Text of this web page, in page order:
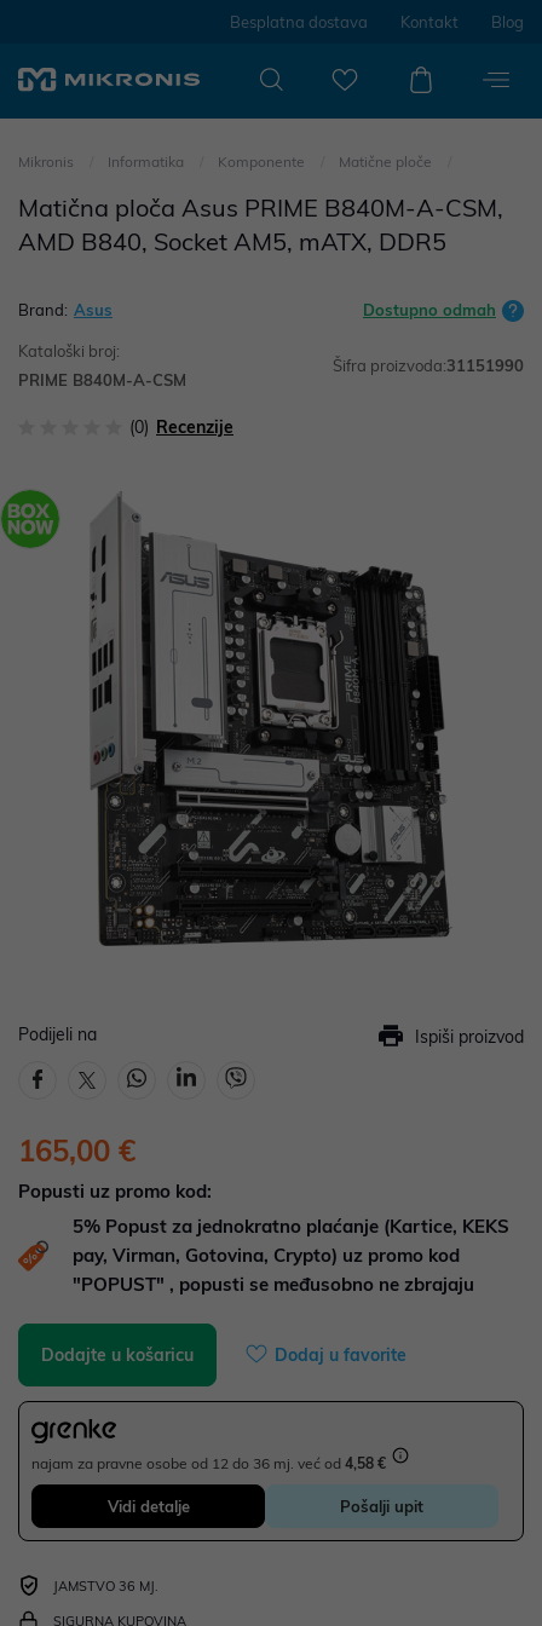
Besplatna dostava Kontakt Blog
Mikronis Informatika Komponente Matične ploče
Matična ploča Asus PRIME B840M-A-CSM,
AMD B840, Socket AM5, mATX, DDR5
Brand: Asus Dostupno odmah
Kataloški broj:
PRIME B840M-A-CSM
Šifra proizvoda:31151990
(0) Recenzije
Podijeli na Ispiši proizvod
165,00 €
Popusti uz promo kod:
5% Popust za jednokratno plaćanje (Kartice, KEKS
pay, Virman, Gotovina, Crypto) uz promo kod
"POPUST" , popusti se međusobno ne zbrajaju
Dodajte u košaricu Dodaj u favorite
najam za pravne osobe od 12 do 36 mj. već od 4,58 €
Vidi detalje Pošalji upit
JAMSTVO 36 MJ.
SIGURNA KUPOVINA